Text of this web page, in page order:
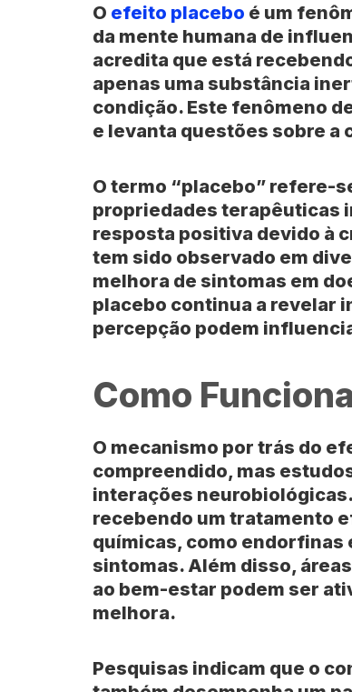
O efeito placebo é um
da mente humana de
acredita que está
apenas uma substância
condição. Este fenômeno
e levanta questões sobre a
O termo “placebo” refere-
propriedades terapêuticas
resposta positiva devido à
tem sido observado em
melhora de sintomas em
placebo continua a revelar
percepção podem
Como
O mecanismo por trás do
compreendido, mas
interações
recebendo um tratamento
químicas, como endorfinas
sintomas. Além disso,
ao bem-estar podem ser
melhora.
Pesquisas indicam que o